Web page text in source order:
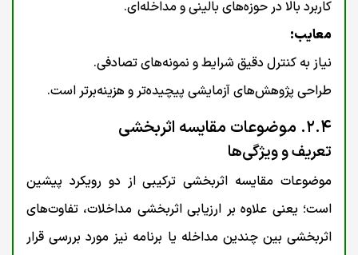
کاربرد بالا در حوزه‌های بالینی و مداخله‌ای.
معایب:
نیاز به کنترل دقیق شرایط و نمونه‌های تصادفی.
طراحی پژوهش‌های آزمایشی پیچیده‌تر و هزینه‌برتر است.
۲.۴. موضوعات مقایسه اثربخشی
تعریف و ویژگی‌ها
موضوعات مقایسه اثربخشی ترکیبی از دو رویکرد پیشین
است؛ یعنی علاوه بر ارزیابی اثربخشی مداخلات، تفاوت‌های
اثربخشی بین چندین مداخله یا برنامه نیز مورد بررسی قرار